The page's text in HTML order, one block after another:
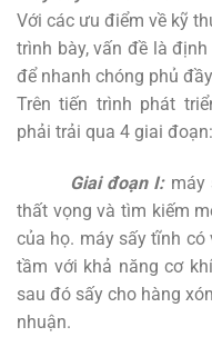
Với các ưu điểm về kỹ
trình bày, vấn đề là
để nhanh chóng phủ
Trên tiến trình phát
phải trải qua 4 giai đoạn:
Giai đoạn I:máy
thất vọng và tìm kiếm
của họ. máy sấy tĩnh có
tầm với khả năng cơ
sau đó sấy cho hàng
nhuận.